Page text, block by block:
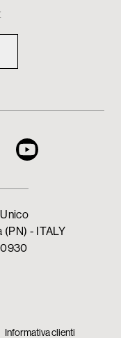
(PN) - ITALY
Informativa clienti